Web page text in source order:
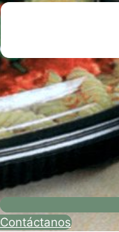
Contáctanos